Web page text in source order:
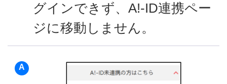
グインできず、A!-ID連携ペー
ジに移動しません。